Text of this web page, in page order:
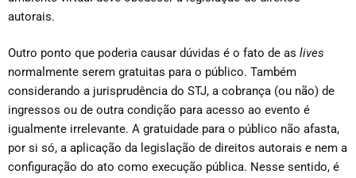
autorais.
Outro ponto que poderia causar dúvidas é o fato de as lives
normalmente serem gratuitas para o público. Também
considerando a jurisprudência do STJ, a cobrança (ou não) de
ingressos ou de outra condição para acesso ao evento é
igualmente irrelevante. A gratuidade para o público não afasta,
por si só, a aplicação da legislação de direitos autorais e nem a
configuração do ato como execução pública. Nesse sentido, é